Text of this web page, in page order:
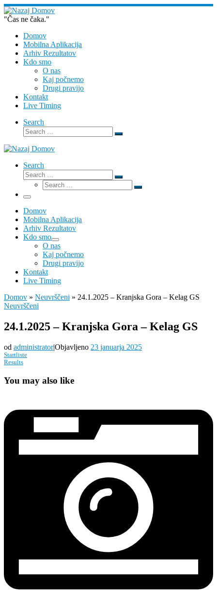
Skoči
na
"Čas ne čaka."
Domov
Mobilna Aplikacija
Arhiv Rezultatov
Kdo smo
O nas
Kaj počnemo
Drugi pravijo
Kontakt
Live Timing
Search
Search
Search
Search
Search
Search
Search
Search
Meni
Domov
Mobilna Aplikacija
Arhiv Rezultatov
Kdo smo
O nas
Kaj počnemo
Drugi pravijo
Kontakt
Live Timing
Domov » Neuvrščeni » 24.1.2025 – Kranjska Gora – Kelag GS
Neuvrščeni
24.1.2025 – Kranjska Gora – Kelag GS
od administrator|Objavljeno 23 januarja 2025
Startliste
Results
You may also like